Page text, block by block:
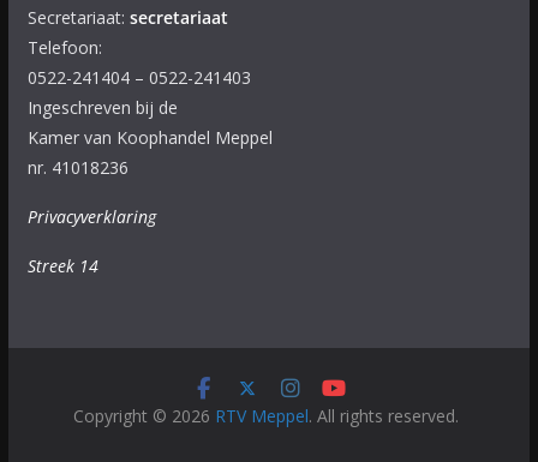
Secretariaat: secretariaat
Telefoon:
0522-241404 – 0522-241403
Ingeschreven bij de
Kamer van Koophandel Meppel
nr. 41018236
Privacyverklaring
Streek 14
Copyright © 2026 RTV Meppel. All rights reserved.